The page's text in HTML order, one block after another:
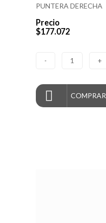
PUNTERA DERECHA
Precio
$177.072
- 1 +
COMPRAR